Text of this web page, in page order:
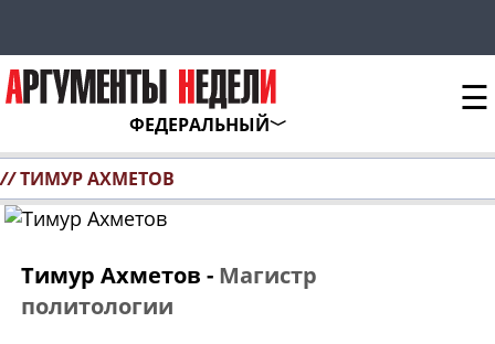
ФЕДЕРАЛЬНЫЙ
☰
//ТИМУР АХМЕТОВ
Тимур Ахметов - Магистр
политологии